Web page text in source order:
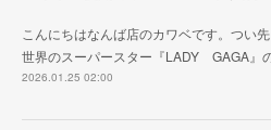
こんにちはなんば店のカワベです。つい
世界のスーパースター『LADY GAGA』
2026.01.25 02:00